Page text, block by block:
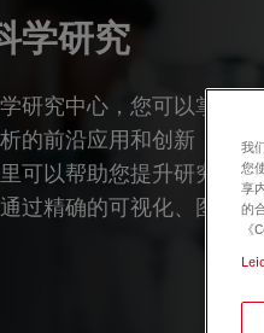
学研究
研究中心，您可以掌握
的前沿应用和创新，涵
可以帮助您提升研究能
过精确的可视化、图像
我
您
享
的
《